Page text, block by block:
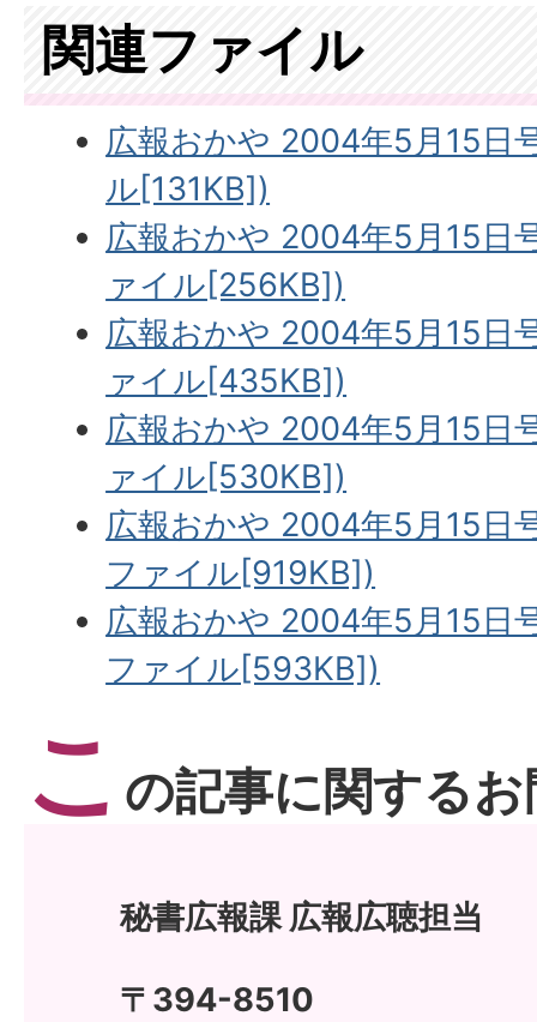
関連ファイル
広報おかや 2004年5月15日
ル[131KB])
広報おかや 2004年5月15日
ァイル[256KB])
広報おかや 2004年5月15日
ァイル[435KB])
広報おかや 2004年5月15日
ァイル[530KB])
広報おかや 2004年5月15日
ファイル[919KB])
広報おかや 2004年5月15日
ファイル[593KB])
こ の記事に関する
秘書広報課 広報広聴担当
〒394-8510